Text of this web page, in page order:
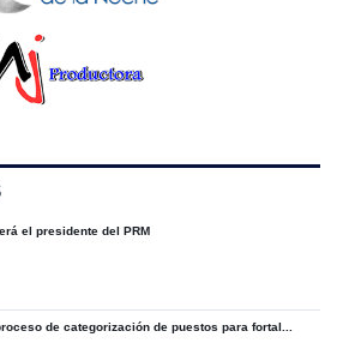
el presidente del PRM
de categorización de puestos para fortal...